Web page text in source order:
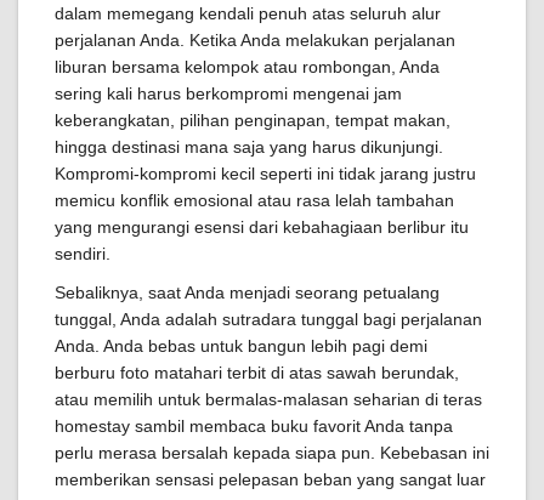
dalam memegang kendali penuh atas seluruh alur
perjalanan Anda. Ketika Anda melakukan perjalanan
liburan bersama kelompok atau rombongan, Anda
sering kali harus berkompromi mengenai jam
keberangkatan, pilihan penginapan, tempat makan,
hingga destinasi mana saja yang harus dikunjungi.
Kompromi-kompromi kecil seperti ini tidak jarang justru
memicu konflik emosional atau rasa lelah tambahan
yang mengurangi esensi dari kebahagiaan berlibur itu
sendiri.
Sebaliknya, saat Anda menjadi seorang petualang
tunggal, Anda adalah sutradara tunggal bagi perjalanan
Anda. Anda bebas untuk bangun lebih pagi demi
berburu foto matahari terbit di atas sawah berundak,
atau memilih untuk bermalas-malasan seharian di teras
homestay sambil membaca buku favorit Anda tanpa
perlu merasa bersalah kepada siapa pun. Kebebasan ini
memberikan sensasi pelepasan beban yang sangat luar